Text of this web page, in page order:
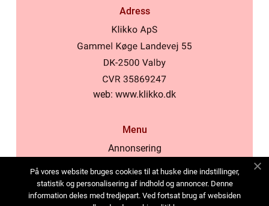
Adress
web: www.klikko.dk
Menu
Annonsering
Cookies
Kontakta oss
På vores website bruges cookies til at huske dine indstillinger,
statistik og personalisering af indhold og annoncer. Denne
information deles med tredjepart. Ved fortsat brug af websiden